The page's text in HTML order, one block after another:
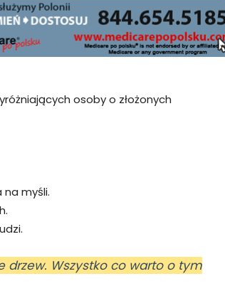
osoby o złożonych
myśli.
drzew. Wszystko co warto o tym